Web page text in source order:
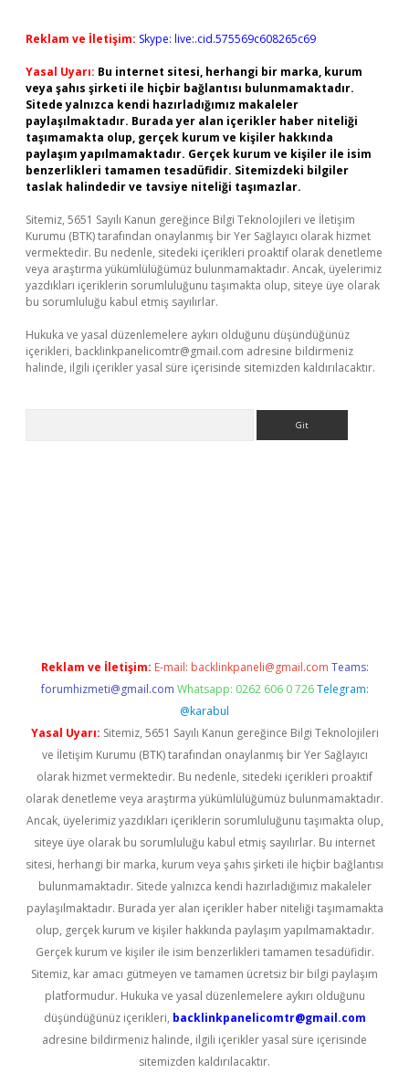
Reklam ve İletişim: Skype: live:.cid.575569c608265c69
Yasal Uyarı: Bu internet sitesi, herhangi bir marka, kurum
veya şahıs şirketi ile hiçbir bağlantısı bulunmamaktadır.
Sitede yalnızca kendi hazırladığımız makaleler
paylaşılmaktadır. Burada yer alan içerikler haber niteliği
taşımamakta olup, gerçek kurum ve kişiler hakkında
paylaşım yapılmamaktadır. Gerçek kurum ve kişiler ile isim
benzerlikleri tamamen tesadüfidir. Sitemizdeki bilgiler
taslak halindedir ve tavsiye niteliği taşımazlar.
Sitemiz, 5651 Sayılı Kanun gereğince Bilgi Teknolojileri ve İletişim
Kurumu (BTK) tarafından onaylanmış bir Yer Sağlayıcı olarak hizmet
vermektedir. Bu nedenle, sitedeki içerikleri proaktif olarak denetleme
veya araştırma yükümlülüğümüz bulunmamaktadır. Ancak, üyelerimiz
yazdıkları içeriklerin sorumluluğunu taşımakta olup, siteye üye olarak
bu sorumluluğu kabul etmiş sayılırlar.
Hukuka ve yasal düzenlemelere aykırı olduğunu düşündüğünüz
içerikleri, backlinkpanelicomtr@gmail.com adresine bildirmeniz
halinde, ilgili içerikler yasal süre içerisinde sitemizden kaldırılacaktır.
Reklam ve İletişim: E-mail: backlinkpaneli@gmail.com Teams:
forumhizmeti@gmail.com Whatsapp: 0262 606 0 726 Telegram:
@karabul
Yasal Uyarı: Sitemiz, 5651 Sayılı Kanun gereğince Bilgi Teknolojileri
ve İletişim Kurumu (BTK) tarafından onaylanmış bir Yer Sağlayıcı
olarak hizmet vermektedir. Bu nedenle, sitedeki içerikleri proaktif
olarak denetleme veya araştırma yükümlülüğümüz bulunmamaktadır.
Ancak, üyelerimiz yazdıkları içeriklerin sorumluluğunu taşımakta olup,
siteye üye olarak bu sorumluluğu kabul etmiş sayılırlar. Bu internet
sitesi, herhangi bir marka, kurum veya şahıs şirketi ile hiçbir bağlantısı
bulunmamaktadır. Sitede yalnızca kendi hazırladığımız makaleler
paylaşılmaktadır. Burada yer alan içerikler haber niteliği taşımamakta
olup, gerçek kurum ve kişiler hakkında paylaşım yapılmamaktadır.
Gerçek kurum ve kişiler ile isim benzerlikleri tamamen tesadüfidir.
Sitemiz, kar amacı gütmeyen ve tamamen ücretsiz bir bilgi paylaşım
platformudur. Hukuka ve yasal düzenlemelere aykırı olduğunu
düşündüğünüz içerikleri, backlinkpanelicomtr@gmail.com
adresine bildirmeniz halinde, ilgili içerikler yasal süre içerisinde
sitemizden kaldırılacaktır.